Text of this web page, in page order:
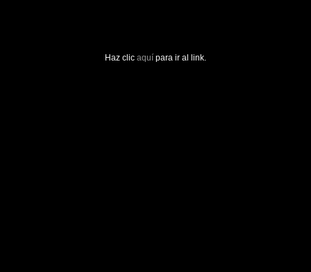
Haz clic aquí para ir al link.